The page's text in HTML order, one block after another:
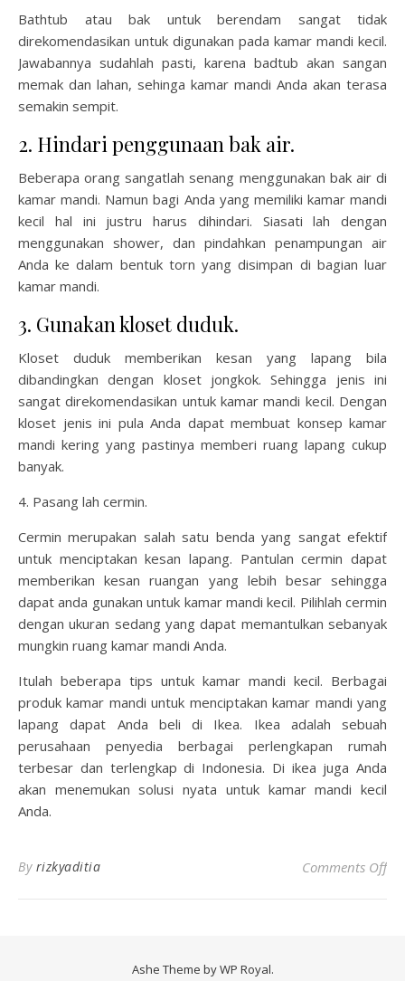
Bathtub atau bak untuk berendam sangat tidak
direkomendasikan untuk digunakan pada kamar mandi kecil.
Jawabannya sudahlah pasti, karena badtub akan sangan
memak dan lahan, sehinga kamar mandi Anda akan terasa
semakin sempit.
2. Hindari penggunaan bak air.
Beberapa orang sangatlah senang menggunakan bak air di
kamar mandi. Namun bagi Anda yang memiliki kamar mandi
kecil hal ini justru harus dihindari. Siasati lah dengan
menggunakan shower, dan pindahkan penampungan air
Anda ke dalam bentuk torn yang disimpan di bagian luar
kamar mandi.
3. Gunakan kloset duduk.
Kloset duduk memberikan kesan yang lapang bila
dibandingkan dengan kloset jongkok. Sehingga jenis ini
sangat direkomendasikan untuk kamar mandi kecil. Dengan
kloset jenis ini pula Anda dapat membuat konsep kamar
mandi kering yang pastinya memberi ruang lapang cukup
banyak.
4. Pasang lah cermin.
Cermin merupakan salah satu benda yang sangat efektif
untuk menciptakan kesan lapang. Pantulan cermin dapat
memberikan kesan ruangan yang lebih besar sehingga
dapat anda gunakan untuk kamar mandi kecil. Pilihlah cermin
dengan ukuran sedang yang dapat memantulkan sebanyak
mungkin ruang kamar mandi Anda.
Itulah beberapa tips untuk kamar mandi kecil. Berbagai
produk kamar mandi untuk menciptakan kamar mandi yang
lapang dapat Anda beli di Ikea. Ikea adalah sebuah
perusahaan penyedia berbagai perlengkapan rumah
terbesar dan terlengkap di Indonesia. Di ikea juga Anda
akan menemukan solusi nyata untuk kamar mandi kecil
Anda.
By rizkyaditia Comments Offon
Ashe Theme byWP Royal.